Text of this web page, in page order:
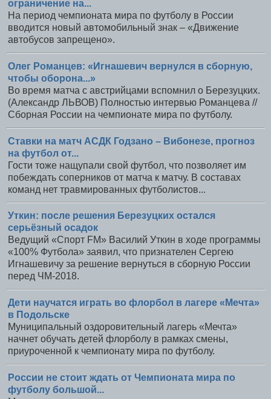
ограничение на...
На период чемпионата мира по футболу в России
вводится новый автомобильный знак – «Движение
автобусов запрещено».
Олег Романцев: «Игнашевич вернулся в сборную,
чтобы оборона...»
Во время матча с австрийцами вспомнил о Березуцких.
(Александр ЛЬВОВ) Полностью интервью Романцева //
Сборная России на чемпионате мира по футболу.
Ставки на матч АСДК Годзано – Вибонезе, прогноз
на футбол от...
Гости тоже нащупали свой футбол, что позволяет им
побеждать соперников от матча к матчу. В составах
команд нет травмированных футболистов...
Уткин: после решения Березуцких остался
серьёзный осадок
Ведущий «Спорт FM» Василий Уткин в ходе программы
«100% Футбола» заявил, что признателен Сергею
Игнашевичу за решение вернуться в сборную России
перед ЧМ-2018.
Дети научатся играть во флорбол в лагере «Мечта»
в Подольске
Муниципальный оздоровительный лагерь «Мечта»
начнет обучать детей флорболу в рамках смены,
приуроченной к чемпионату мира по футболу.
России не стоит ждать от Чемпионата мира по
футболу большой...